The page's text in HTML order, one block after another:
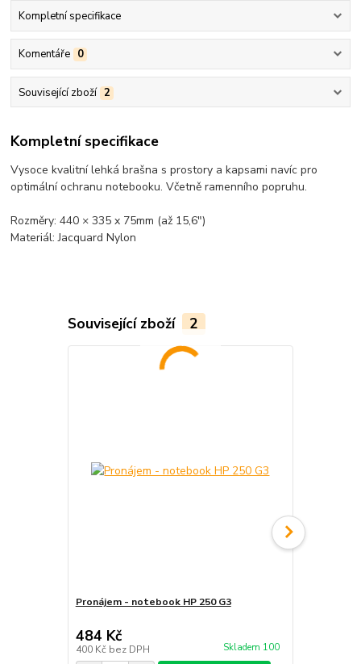
Kompletní specifikace
Komentáře 0
Související zboží 2
Kompletní specifikace
Vysoce kvalitní lehká brašna s prostory a kapsami navíc pro
optimální ochranu notebooku. Včetně ramenního popruhu.
Rozměry: 440 × 335 x 75mm (až 15,6")
Materiál: Jacquard Nylon
Související zboží 2
Pronájem - notebook HP 250 G3
484 Kč
400 Kč bez DPH Skladem 100